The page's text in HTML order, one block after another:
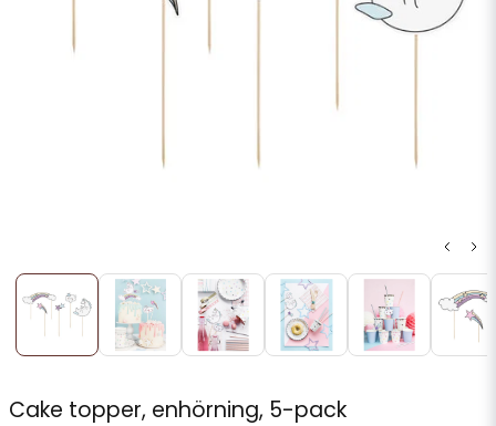
Cake topper, enhörning, 5-pack